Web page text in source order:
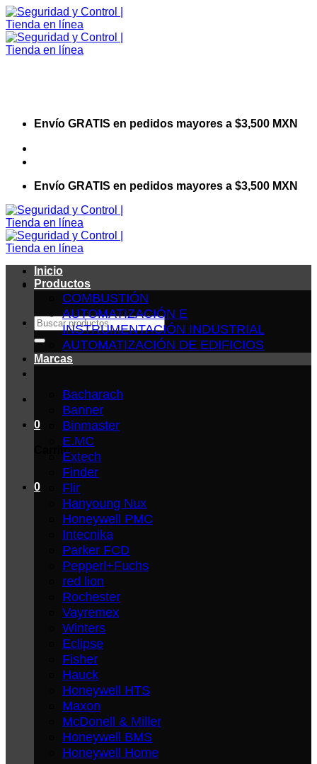
Saltar
al
contenido
Envío GRATIS en pedidos mayores a $3,500 MXN
Envío GRATIS en pedidos mayores a $3,500 MXN
Buscar
por:
0
Carrito
0
Inicio
Productos
COMBUSTIÓN
AUTOMATIZACIÓN E
INSTRUMENTACIÓN INDUSTRIAL
AUTOMATIZACIÓN DE EDIFICIOS
Marcas
Bacharach
Banner
Binmaster
E.MC
Extech
Finder
Flir
Hanyoung Nux
Honeywell PMC
Intecnika
Parker FCD
Pepperl+Fuchs
red lion
Rochester
Vayremex
Winters
Eclipse
Fisher
Hauck
Honeywell HTS
Maxon
McDonell & Miller
Honeywell BMS
Honeywell Home